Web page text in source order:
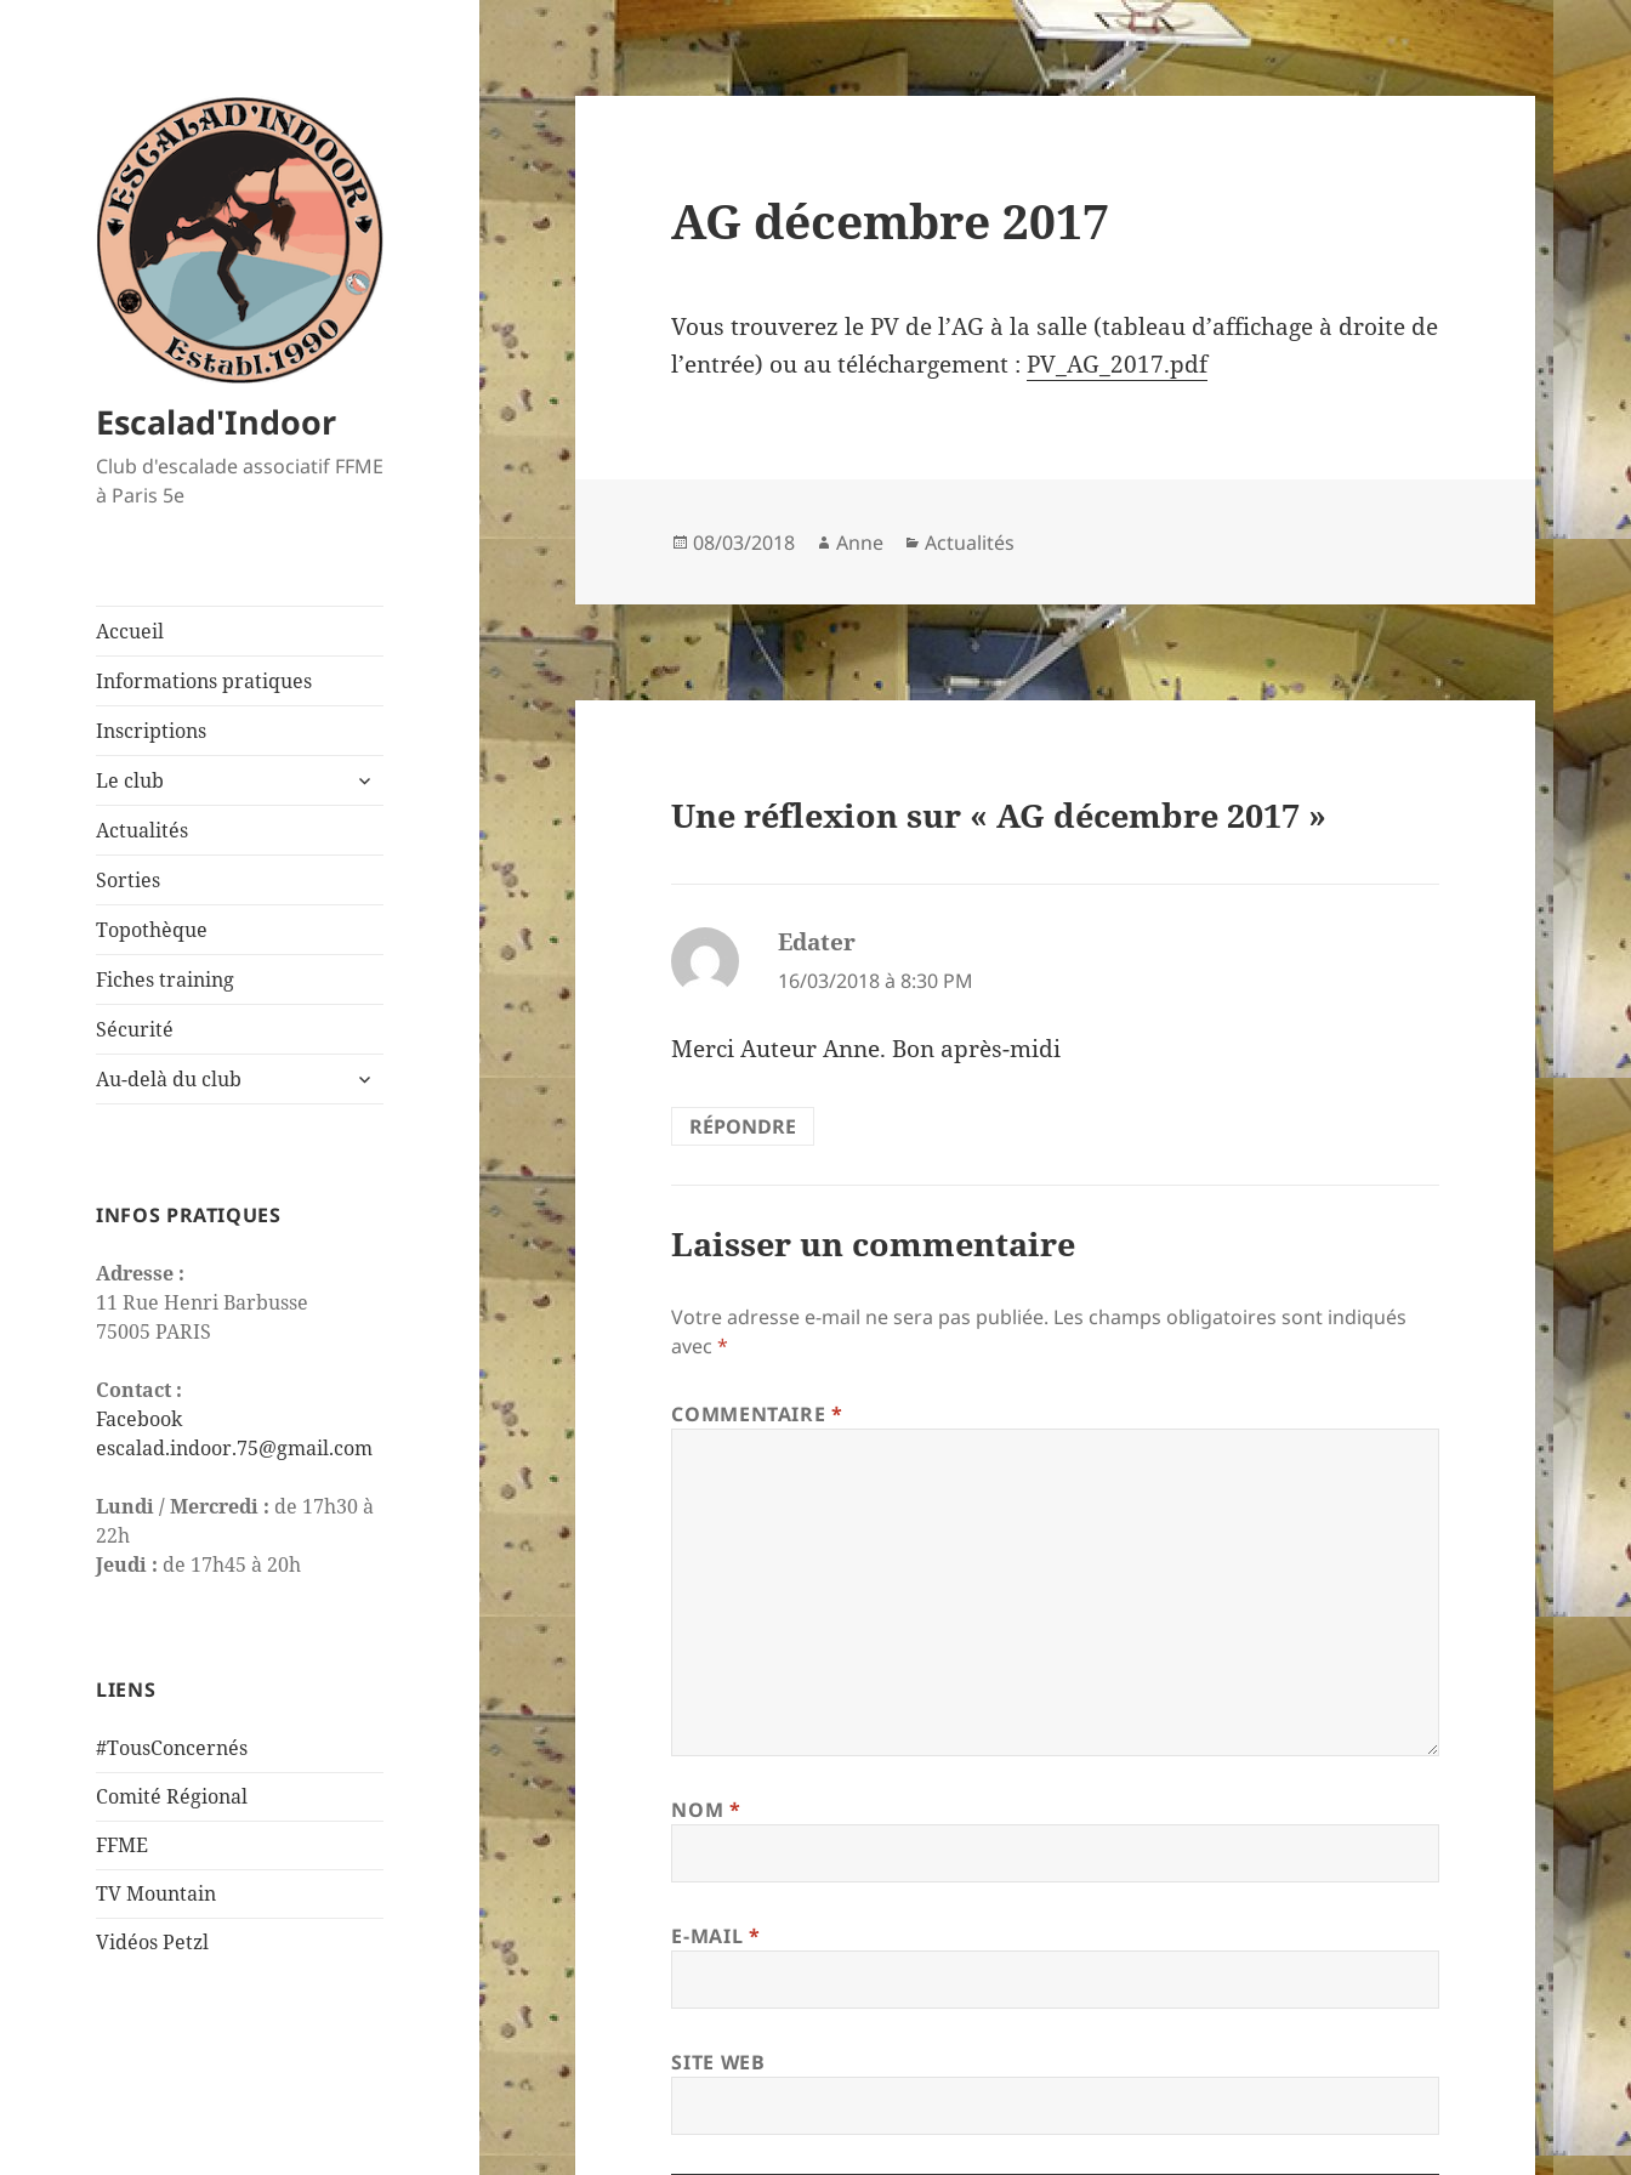
Escalad'Indoor
Club d'escalade associatif FFME
à Paris 5e
Accueil
Informations pratiques
Inscriptions
Le club
ouvrir
Actualités
Sorties
Topothèque
Fiches training
Sécurité
Au-delà du club
ouvrir
INFOS PRATIQUES
Adresse :
11 Rue Henri Barbusse
75005 PARIS
Contact :
Facebook
escalad.indoor.75@gmail.com
Lundi / Mercredi : de 17h30 à
22h
Jeudi : de 17h45 à 20h
LIENS
#TousConcernés
Comité Régional
FFME
TV Mountain
Vidéos Petzl
AG décembre 2017
Vous trouverez le PV de l’AG à la salle (tableau d’affichage à droite de
l’entrée) ou au téléchargement :PV_AG_2017.pdf
Publié
08/03/2018 Auteur
Anne Catégories
Actualités
Une réflexion sur « AG décembre 2017 »
Edater
16/03/2018 à 8:30 PM
Merci Auteur Anne. Bon après-midi
RÉPONDRE
Laisser un commentaire
Votre adresse e-mail ne sera pas publiée. Les champs obligatoires sont indiqués
avec*
COMMENTAIRE*
NOM *
E-MAIL *
SITE WEB